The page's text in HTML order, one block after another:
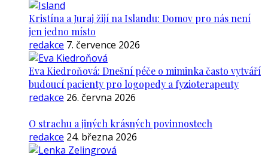
Kristína a Juraj žijí na Islandu: Domov pro nás není
jen jedno místo
redakce 7. července 2026
Eva Kiedroňová: Dnešní péče o miminka často vytváří
budoucí pacienty pro logopedy a fyzioterapeuty
redakce 26. června 2026
O strachu a jiných krásných povinnostech
redakce 24. března 2026